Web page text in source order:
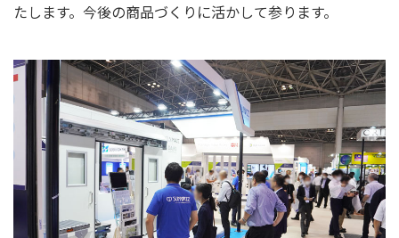
たします。今後の商品づくりに活かして参ります。